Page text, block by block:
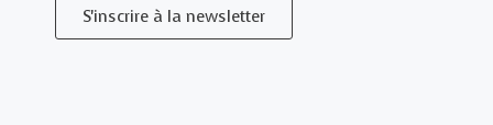
S'inscrire à la newsletter